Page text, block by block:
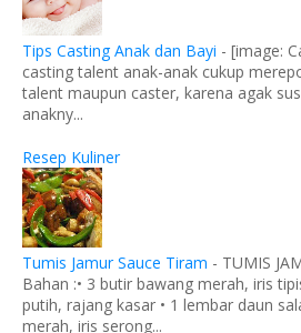
Tips Casting Anak dan Bayi - [image:
casting talent anak-anak cukup
talent maupun caster, karena agak
anakny...
Resep Kuliner
Tumis Jamur Sauce Tiram - TUMIS
Bahan :• 3 butir bawang merah, iris
putih, rajang kasar • 1 lembar daun
merah, iris serong...